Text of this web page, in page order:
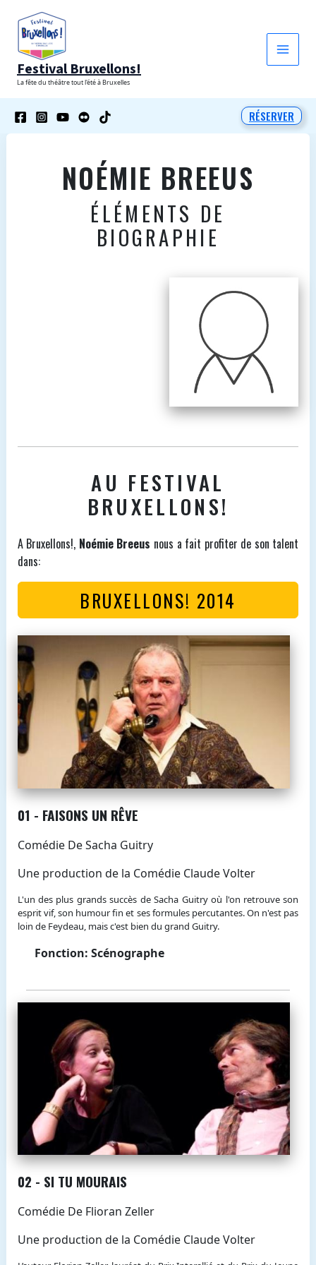
contenu
Festival Bruxellons!
La fête du théâtre tout l'été à Bruxelles
RÉSERVER
NOÉMIE BREEUS
ÉLÉMENTS DE
BIOGRAPHIE
AU FESTIVAL
BRUXELLONS!
A Bruxellons!, Noémie Breeus nous a fait profiter de son talent
dans:
BRUXELLONS! 2014
01 - FAISONS UN RÊVE
Comédie De Sacha Guitry
Une production de la Comédie Claude Volter
L'un des plus grands succès de Sacha Guitry où l'on retrouve son
esprit vif, son humour fin et ses formules percutantes. On n'est pas
loin de Feydeau, mais c'est bien du grand Guitry.
Fonction: Scénographe
02 - SI TU MOURAIS
Comédie De Flioran Zeller
Une production de la Comédie Claude Volter